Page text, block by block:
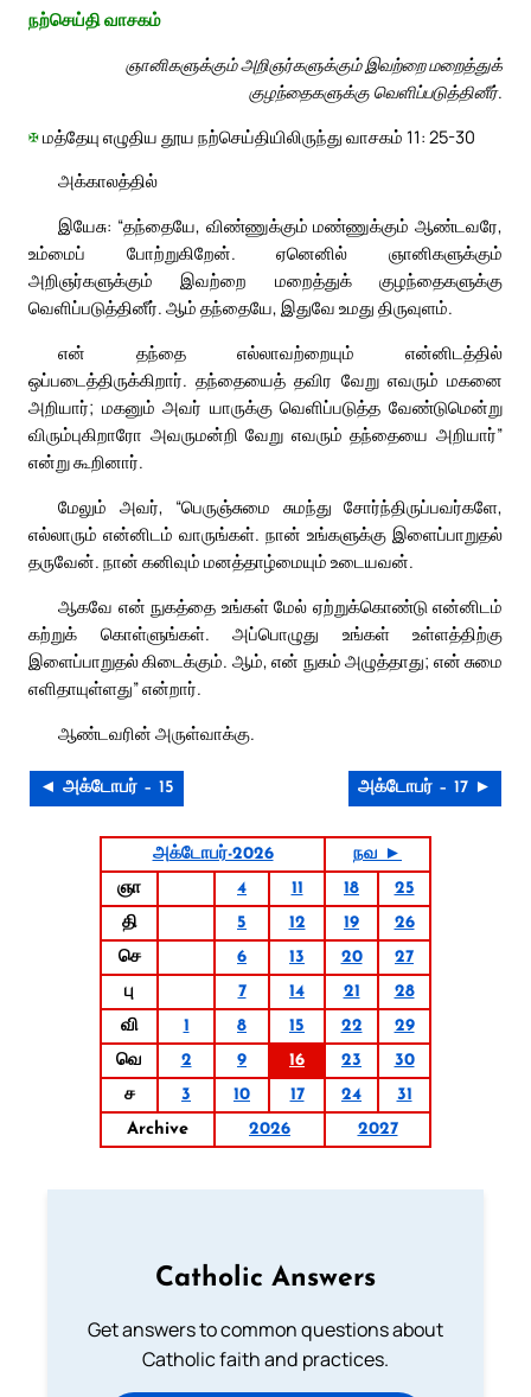
நற்செய்தி வாசகம்
ஞானிகளுக்கும் அறிஞர்களுக்கும் இவற்றை மறைத்துக்
குழந்தைகளுக்கு வெளிப்படுத்தினீர்.
✠மத்தேயு எழுதிய தூய நற்செய்தியிலிருந்து வாசகம் 11: 25-30
அக்காலத்தில்
இயேசு: “தந்தையே, விண்ணுக்கும் மண்ணுக்கும் ஆண்டவரே,
உம்மைப் போற்றுகிறேன். ஏனெனில் ஞானிகளுக்கும்
அறிஞர்களுக்கும் இவற்றை மறைத்துக் குழந்தைகளுக்கு
வெளிப்படுத்தினீர். ஆம் தந்தையே, இதுவே உமது திருவுளம்.
என் தந்தை எல்லாவற்றையும் என்னிடத்தில்
ஒப்படைத்திருக்கிறார். தந்தையைத் தவிர வேறு எவரும் மகனை
அறியார்; மகனும் அவர் யாருக்கு வெளிப்படுத்த வேண்டுமென்று
விரும்புகிறாரோ அவருமன்றி வேறு எவரும் தந்தையை அறியார்”
என்று கூறினார்.
மேலும் அவர், “பெருஞ்சுமை சுமந்து சோர்ந்திருப்பவர்களே,
எல்லாரும் என்னிடம் வாருங்கள். நான் உங்களுக்கு இளைப்பாறுதல்
தருவேன். நான் கனிவும் மனத்தாழ்மையும் உடையவன்.
ஆகவே என் நுகத்தை உங்கள் மேல் ஏற்றுக்கொண்டு என்னிடம்
கற்றுக் கொள்ளுங்கள். அப்பொழுது உங்கள் உள்ளத்திற்கு
இளைப்பாறுதல் கிடைக்கும். ஆம், என் நுகம் அழுத்தாது; என் சுமை
எளிதாயுள்ளது” என்றார்.
ஆண்டவரின் அருள்வாக்கு.
◄ அக்டோபர் – 15 அக்டோபர் – 17 ►
அக்டோபர்-2026
நவ ►
ஞா
4 11 18
25
தி
5 12 19
26
செ
6 13 20
27
பு
7 14 21
28
வி
1 8 15 22
29
வெ
2 9 16 23
30
ச
3 10 17 24
31
Archive
2026 2027
Catholic Answers
Get answers to common questions about
Catholic faith and practices.